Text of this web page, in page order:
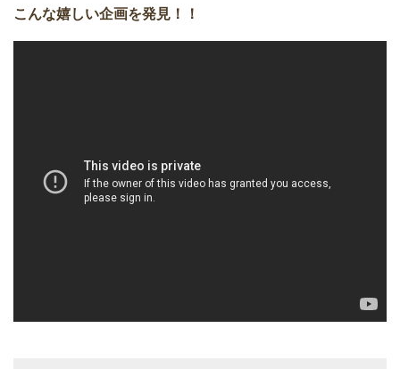
こんな嬉しい企画を発見！！